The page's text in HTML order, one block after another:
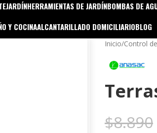
JARDÍNHERRAMIENTAS DE JARDÍNBOMBAS DE
Y COCINAALCANTARILLADO DOMICILIARIOBLOG
Inicio/Control
$8.890